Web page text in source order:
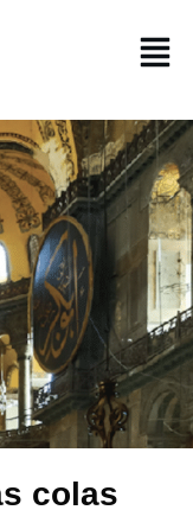
colas